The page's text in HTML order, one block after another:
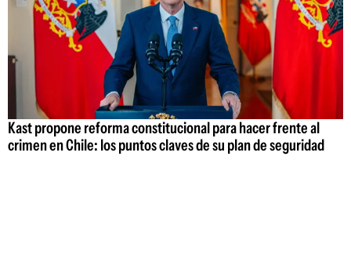
Kast propone reforma constitucional para hacer frente al
crimen en Chile: los puntos claves de su plan de seguridad